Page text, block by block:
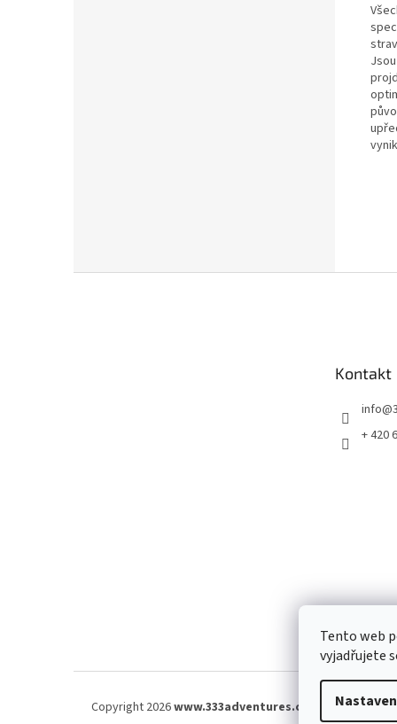
Tento web
vyjadřujete
Kontakt
info@
+ 420
Copyright 2026www.333adventures.com . Všechna